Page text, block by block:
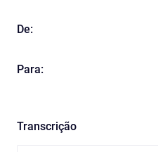
De:
Para:
Transcrição